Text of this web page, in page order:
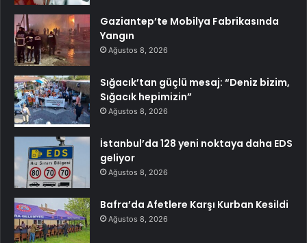
Gaziantep’te Mobilya Fabrikasında
Yangın
Ağustos 8, 2026
Sığacık’tan güçlü mesaj: “Deniz bizim,
Sığacık hepimizin”
Ağustos 8, 2026
İstanbul’da 128 yeni noktaya daha EDS
geliyor
Ağustos 8, 2026
Bafra’da Afetlere Karşı Kurban Kesildi
Ağustos 8, 2026